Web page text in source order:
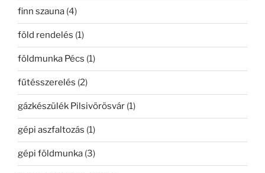
finn szauna (4)
föld rendelés (1)
földmunka Pécs (1)
fűtésszerelés (2)
gázkészülék Pilsivörösvár (1)
gépi aszfaltozás (1)
gépi földmunka (3)